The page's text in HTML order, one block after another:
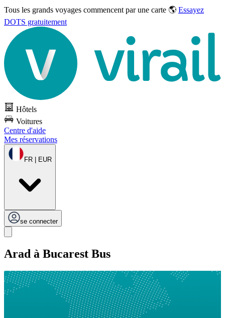
Tous les grands voyages commencent par une carte 🌎 Essayez
DOTS gratuitement
Hôtels
Voitures
Centre d'aide
Mes réservations
FR | EUR
se connecter
Arad à Bucarest Bus